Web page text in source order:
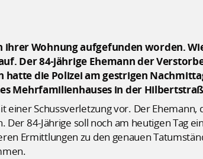
Wohnung aufgefunden worden.
Der 84-jährige Ehemann der
die Polizei am gestrigen
Mehrfamilienhauses in der
Schussverletzung vor. Der Ehemann,
84-Jährige soll noch am heutigen Tag
Ermittlungen zu den genauen